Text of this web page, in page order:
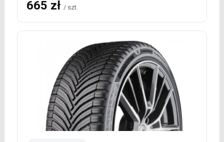
665 zł / szt.